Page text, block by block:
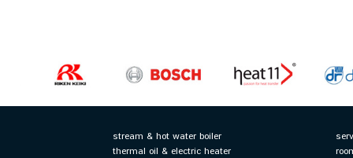
stream & hot water boiler
thermal oil & electric heater